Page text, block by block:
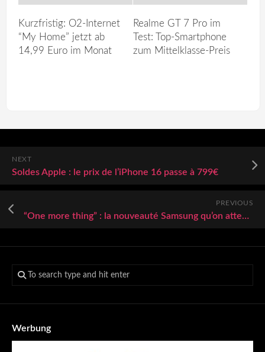
Kurzfristig: O2-Internet
“My Home” jetzt ab
14,99 Euro im Monat
Realme GT 7 Pro im
Test: Top-Smartphone
zum Mittelklasse-Preis
NEXT
Soldes Apple : le prix de l’iPhone 16 passe à 799€
PREVIOUS
“One more thing” : la nouveauté Samsung qu’on attend depuis des lustres enfin dévoilée
Werbung